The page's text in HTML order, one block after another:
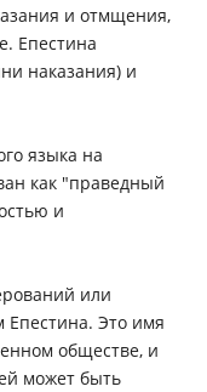
и отмщения,
Епестина
наказания) и
языка на
как "праведный
и
или
Епестина. Это имя
обществе, и
может быть